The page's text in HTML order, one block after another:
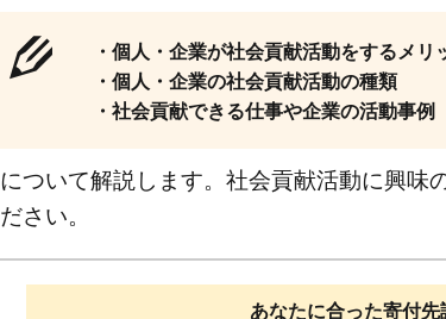
・個人・企業が社会貢献活動をするメリ
・個人・企業の社会貢献活動の種類
・社会貢献できる仕事や企業の活動事例
について解説します。社会貢献活動に興味
ださい。
あなたに合った寄付先